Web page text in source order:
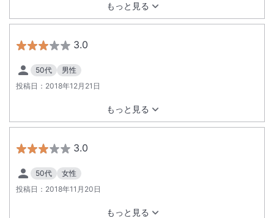
もっと見る
3.0
50代
男性
投稿日： 2018年12月21日
もっと見る
3.0
50代
女性
投稿日： 2018年11月20日
もっと見る